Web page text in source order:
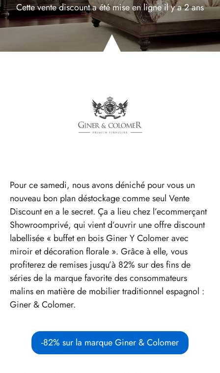
Cette vente discount a été mise en ligneil y a 2 ans
Pour ce samedi, nous avons déniché pour vous un
nouveau bon plan déstockage comme seul Vente
Discount en a le secret. Ça a lieu chez l’ecommerçant
Showroomprivé, qui vient d’ouvrir une offre discount
labellisée « buffet en bois Giner Y Colomer avec
miroir et décoration florale ». Grâce à elle, vous
profiterez de remises jusqu’à 82% sur des fins de
séries de la marque favorite des consommateurs
malins en matière de mobilier traditionnel espagnol :
Giner & Colomer.
-82% sur la marque Giner & Colomer